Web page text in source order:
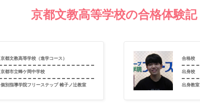
京都文教高等学校の合格体験記
京都文教高等学校（進学コース）
京都市立蜂ケ岡中学校
個別指導学院フリーステップ 帷子ノ辻教室
合格校
出身校
出身教室